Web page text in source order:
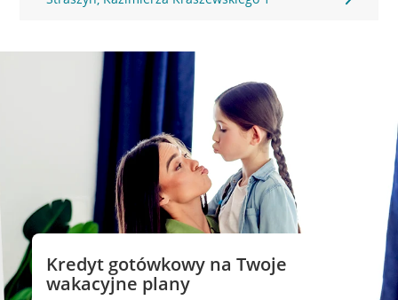
Kredyt gotówkowy na Twoje
wakacyjne plany